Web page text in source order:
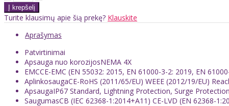
Turite klausimų apie šią prekę? Klauskite
Aprašymas
Patvirtinimai
Apsauga nuo korozijosNEMA 4X
EMCCE-EMC (EN 55032: 2015, EN 61000-3-2: 2019, EN
AplinkosaugaCE-RoHS (2011/65/EU) WEEE (2012/19/EU)
ApsaugaIP67 Standard, Lightning Protection, Surge
SaugumasCB (IEC 62368-1:2014+A11) CE-LVD (EN 62368-